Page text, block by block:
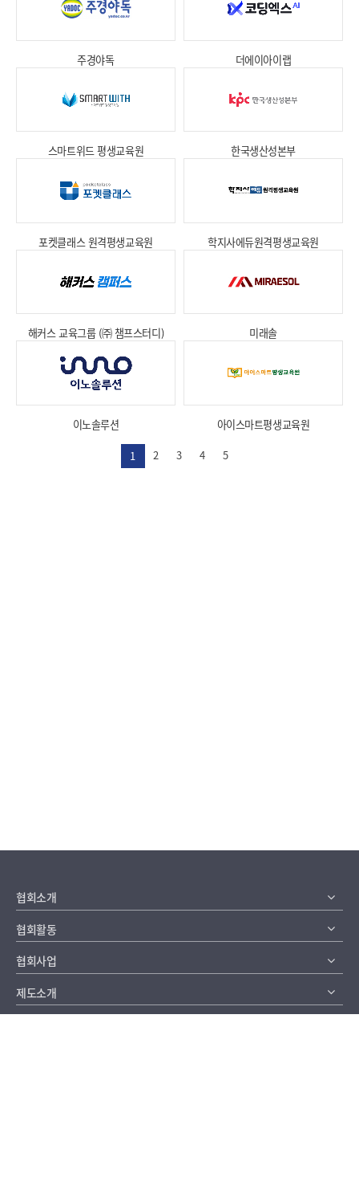
주경야독
더에이아이랩
스마트위드 평생교육원
한국생산성본부
포켓클래스 원격평생교육원
학지사에듀원격평생교육원
해커스 교육그룹 (㈜ 챔프스터디)
미래솔
이노솔루션
아이스마트평생교육원
1 2 3 4 5
협회소개
협회활동
협회사업
제도소개